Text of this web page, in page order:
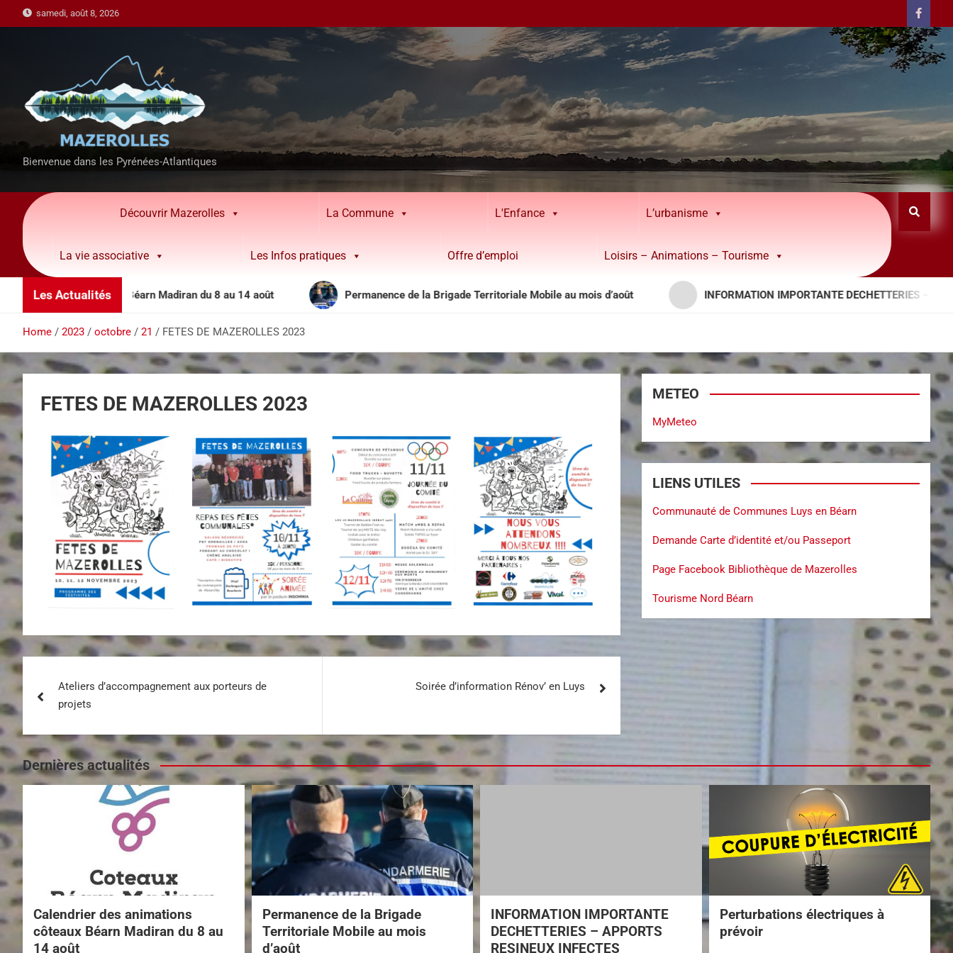
samedi, août 8, 2026
Bienvenue dans les Pyrénées-Atlantiques
Découvrir Mazerolles La Commune L'Enfance L’urbanisme
La vie associative Les Infos pratiques Offre d’emploi Loisirs – Animations – Tourisme
Les Actualités
côteaux Béarn Madiran du 8 au 14 août Permanence de la Brigade Territoriale Mobile au mois d’août INFORMATION IMPORTANTE DECHETTERIES – APPORTS
Home 2023 octobre 21 FETES DE MAZEROLLES 2023
FETES DE MAZEROLLES 2023
Ateliers d’accompagnement aux porteurs de
projets
Soirée d’information Rénov’ en Luys
METEO
MyMeteo
LIENS UTILES
Communauté de Communes Luys en Béarn
Demande Carte d’identité et/ou Passeport
Page Facebook Bibliothèque de Mazerolles
Tourisme Nord Béarn
Dernières actualités
Calendrier des animations
côteaux Béarn Madiran du 8 au
14 août
Permanence de la Brigade
Territoriale Mobile au mois
d’août
INFORMATION IMPORTANTE
DECHETTERIES – APPORTS
RESINEUX INFECTES
Perturbations électriques à
prévoir